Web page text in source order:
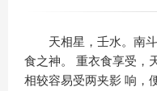
天相星，壬水。南
食之神。 重衣食享受，
相较容易受两夹影 响，